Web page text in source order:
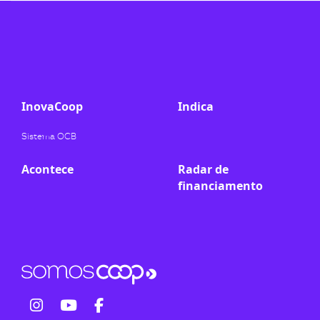
InovaCoop
Sistema OCB
Acontece
Indica
Radar de
financiamento
fab fabfab